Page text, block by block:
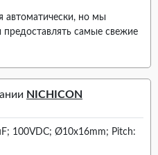
автоматически, но мы
самые свежие
NICHICON
100VDC; Ø10x16mm; Pitch: